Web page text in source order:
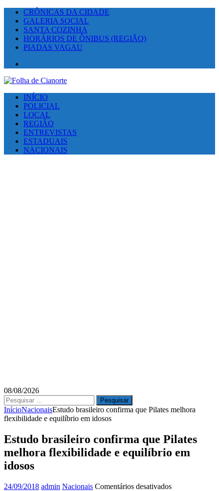
CRÔNICAS DA CIDADE
GALERIA SOCIAL
SANTA COZINHA
HORÁRIOS DE ÔNIBUS (REGIÃO)
PIADAS VAGAU
INÍCIO
POLICIAL
LOCAL
REGIÃO
ENTREVISTAS
ESTADUAIS
NACIONAIS
08/08/2026
Pesquisar
por:
InícioNacionaisEstudo brasileiro confirma que Pilates melhora
flexibilidade e equilíbrio em idosos
Estudo brasileiro confirma que Pilates
melhora flexibilidade e equilíbrio em
idosos
24/09/2018 admin Nacionais Comentários desativadosem